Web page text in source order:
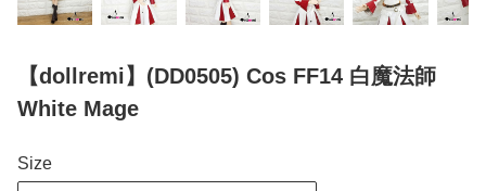
【dollremi】(DD0505) Cos FF14 白魔法師
White Mage
Size